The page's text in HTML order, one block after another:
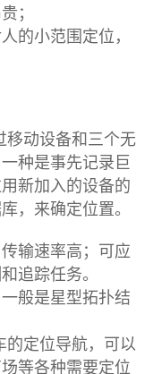
；
的小范围定位，
移动设备和三个无
种是事先记录巨
新加入的设备的
，来确定位置。
输速率高；可应
追踪任务。
般是星型拓扑结
的定位导航，可以
等各种需要定位